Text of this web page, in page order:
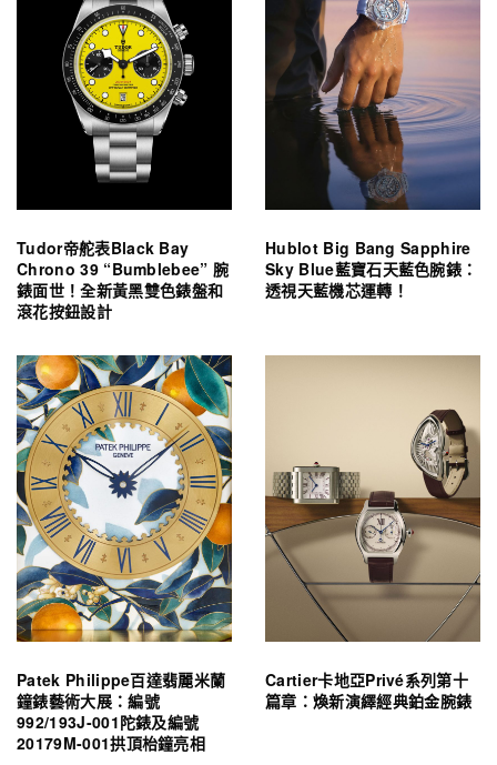
Tudor帝舵表Black Bay
Chrono 39 “Bumblebee” 腕
錶面世！全新黃黑雙色錶盤和
滾花按鈕設計
Hublot Big Bang Sapphire
Sky Blue藍寶石天藍色腕錶：
透視天藍機芯運轉！
Patek Philippe百達翡麗米蘭
鐘錶藝術大展：編號
992/193J-001陀錶及編號
20179M-001拱頂枱鐘亮相
Cartier卡地亞Privé系列第十
篇章：煥新演繹經典鉑金腕錶